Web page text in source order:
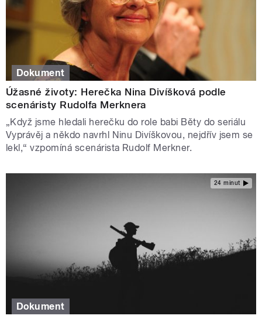
Dokument
Úžasné životy: Herečka Nina Divíšková podle
scenáristy Rudolfa Merknera
„Když jsme hledali herečku do role babi Běty do seriálu
Vyprávěj a někdo navrhl Ninu Divíškovou, nejdřív jsem se
lekl,“ vzpomíná scenárista Rudolf Merkner.
24 minut
Dokument